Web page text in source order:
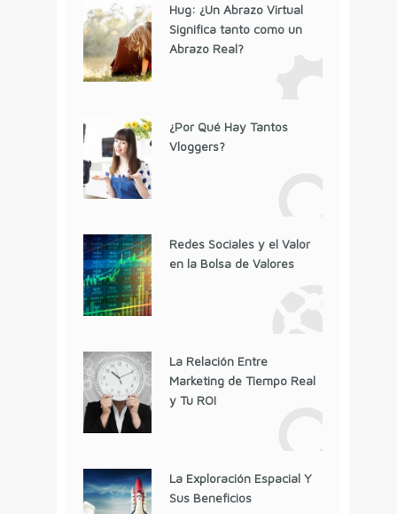
Hug: ¿Un Abrazo Virtual
Significa tanto como un
Abrazo Real?
¿Por Qué Hay Tantos
Vloggers?
Redes Sociales y el Valor
en la Bolsa de Valores
La Relación Entre
Marketing de Tiempo Real
y Tu ROI
La Exploración Espacial Y
Sus Beneficios